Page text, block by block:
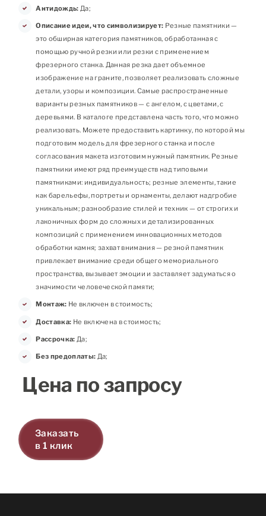
Антидождь: Да;
Описание идеи, что символизирует: Резные памятники —
это обширная категория памятников, обработанная с
помощью ручной резки или резки с применением
фрезерного станка. Данная резка дает объемное
изображение на граните, позволяет реализовать сложные
детали, узоры и композиции. Самые распространенные
варианты резных памятников — с ангелом, с цветами, с
деревьями. В каталоге представлена часть того, что можно
реализовать. Можете предоставить картинку, по которой мы
подготовим модель для фрезерного станка и после
согласования макета изготовим нужный памятник. Резные
памятники имеют ряд преимуществ над типовыми
памятниками: индивидуальность; резные элементы, такие
как барельефы, портреты и орнаменты, делают надгробие
уникальным; разнообразие стилей и техник — от строгих и
лаконичных форм до сложных и детализированных
композиций с применением инновационных методов
обработки камня; захват внимания — резной памятник
привлекает внимание среди общего мемориального
пространства, вызывает эмоции и заставляет задуматься о
значимости человеческой памяти;
Монтаж: Не включен в стоимость;
Доставка: Не включена в стоимость;
Рассрочка: Да;
Без предоплаты: Да;
Цена по запросу
Заказать
в 1 клик